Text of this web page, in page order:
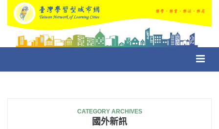
CATEGORY ARCHIVES
國外新訊